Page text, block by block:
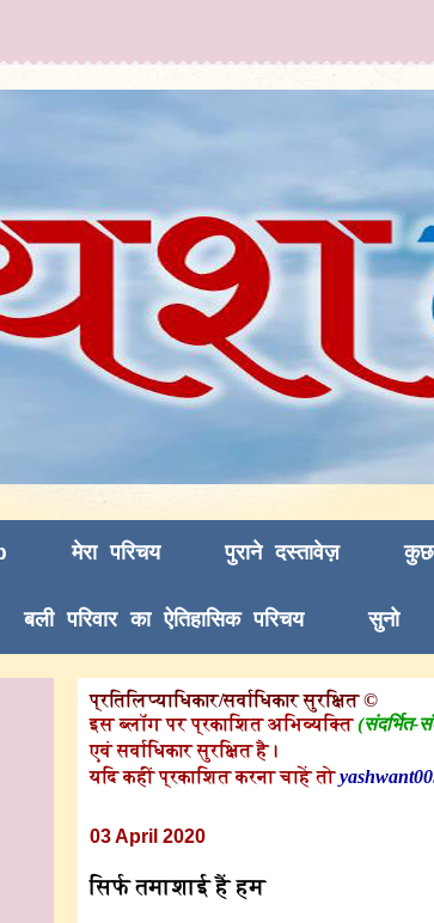
मेरा परिचय पुराने दस्तावेज़
बली परिवार का ऐतिहासिक परिचय सुनो
प्रतिलिप्याधिकार/सर्वाधिकार सुरक्षित ©
इस ब्लॉग पर प्रकाशित अभिव्यक्ति (संदर्भित-
एवं सर्वाधिकार सुरक्षित है।
यदि कहीं प्रकाशित करना चाहें तो
03 April 2020
सिर्फ तमाशाई हैं हम